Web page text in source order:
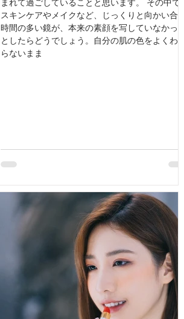
まれて過ごしていることと思います。 その中でも
スキンケアやメイクなど、じっくりと向かい合う
時間の多い鏡が、本来の素顔を写していなかった
としたらどうでしょう。自分の肌の色をよくわか
らないまま